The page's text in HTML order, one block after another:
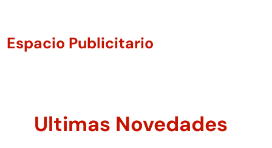
Espacio Publicitario
Ultimas Novedades